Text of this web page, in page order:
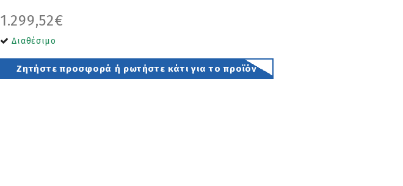
1.299,52€
Διαθέσιμο
Ζητήστε προσφορά ή ρωτήστε κάτι για το προϊόν